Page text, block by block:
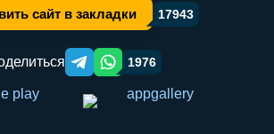
сайт в закладки 17943
Telegram orqali ulashish
WhatsApp orqali ulashish
1976